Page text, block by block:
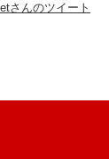
さんのツイート